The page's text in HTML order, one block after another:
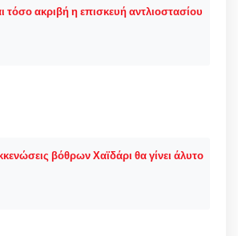
τόσο ακριβή η επισκευή αντλιοστασίου
βόθρων Χαϊδάρι θα γίνει άλυτο